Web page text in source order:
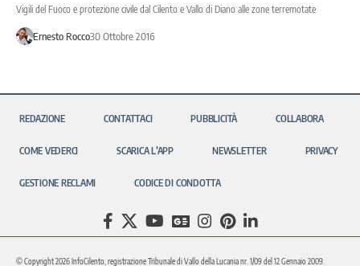
Vigili del Fuoco e protezione civile dal Cilento e Vallo di Diano alle zone terremotate
Ernesto Rocco30 Ottobre 2016
REDAZIONE CONTATTACI PUBBLICITÀ COLLABORA
COME VEDERCI SCARICA L’APP NEWSLETTER PRIVACY
GESTIONE RECLAMI CODICE DI CONDOTTA
© Copyright 2026 InfoCilento, registrazione Tribunale di Vallo della Lucania nr. 1/09 del 12 Gennaio 2009.